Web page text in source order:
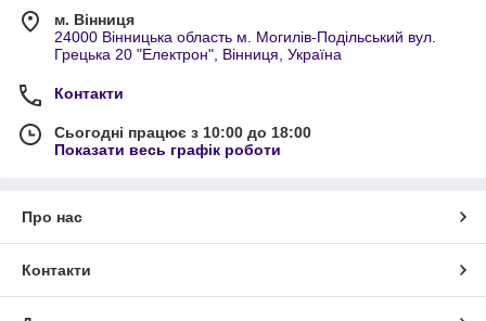
м. Вінниця
24000 Вінницька область м. Могилів-Подільський вул.
Грецька 20 "Електрон", Вінниця, Україна
Контакти
Сьогодні працює з 10:00 до 18:00
Показати весь графік роботи
Про нас
Контакти